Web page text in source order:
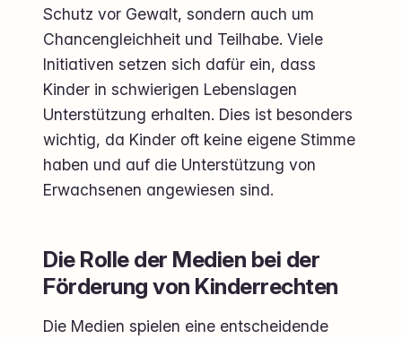
Schutz vor Gewalt, sondern auch um
Chancengleichheit und Teilhabe. Viele
Initiativen setzen sich dafür ein, dass
Kinder in schwierigen Lebenslagen
Unterstützung erhalten. Dies ist besonders
wichtig, da Kinder oft keine eigene Stimme
haben und auf die Unterstützung von
Erwachsenen angewiesen sind.
Die Rolle der Medien bei der
Förderung von Kinderrechten
Die Medien spielen eine entscheidende